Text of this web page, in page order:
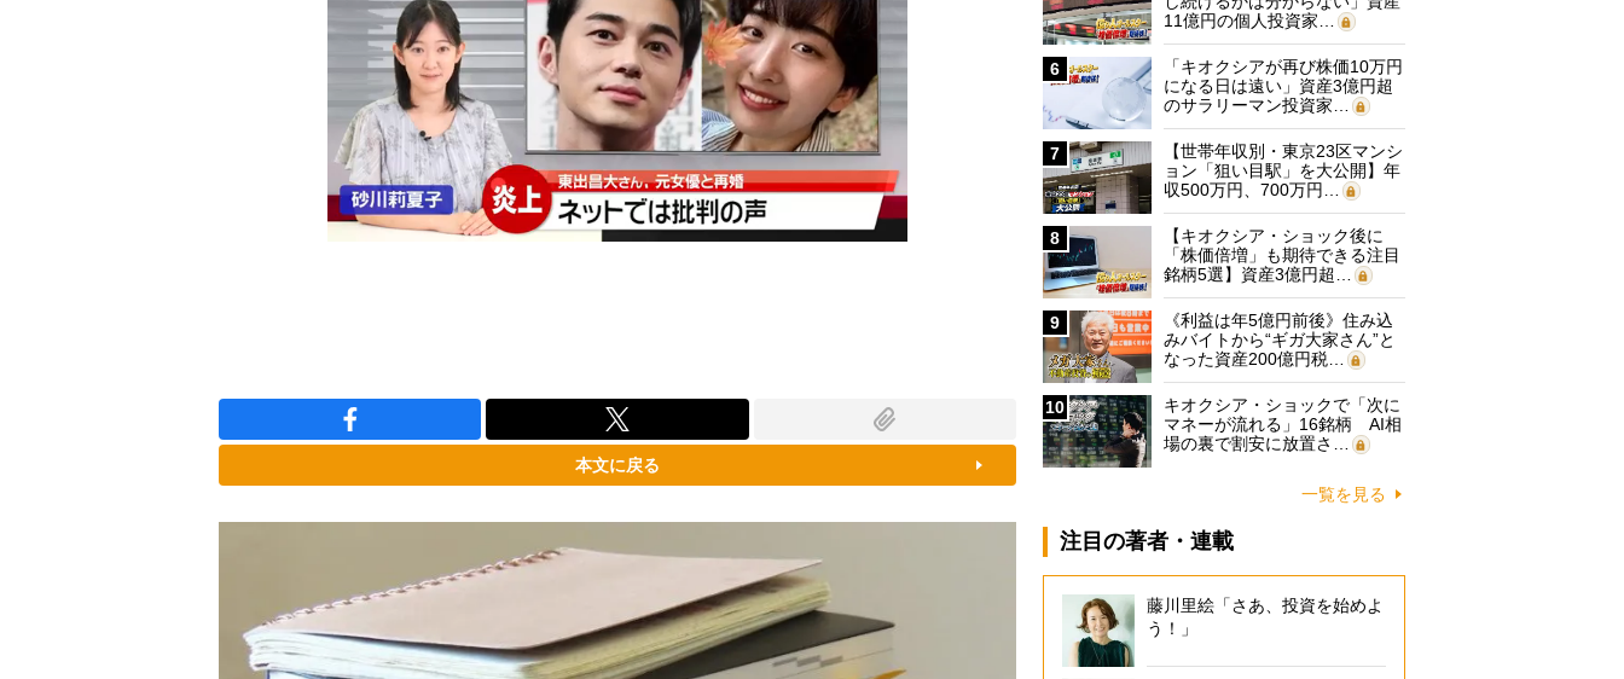
本文に戻る
11億円の個人投資家…
6
「キオクシアが再び株価10万円
になる日は遠い」資産3億円超
のサラリーマン投資家…
7
【世帯年収別・東京23区マンシ
ョン「狙い目駅」を大公開】年
収500万円、700万円…
8
【キオクシア・ショック後に
「株価倍増」も期待できる注目
銘柄5選】資産3億円超…
9
《利益は年5億円前後》住み込
みバイトから“ギガ大家さん”と
なった資産200億円税…
10
キオクシア・ショックで「次に
マネーが流れる」16銘柄 AI相
場の裏で割安に放置さ…
一覧を見る
注目の著者・連載
藤川里絵「さあ、投資を始めよ
う！」